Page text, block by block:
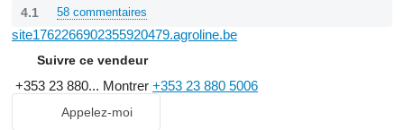
4.1 58 commentaires
site1762266902355920479.agroline.be
Suivre ce vendeur
+353 23 880... Montrer +353 23 880 5006
Appelez-moi